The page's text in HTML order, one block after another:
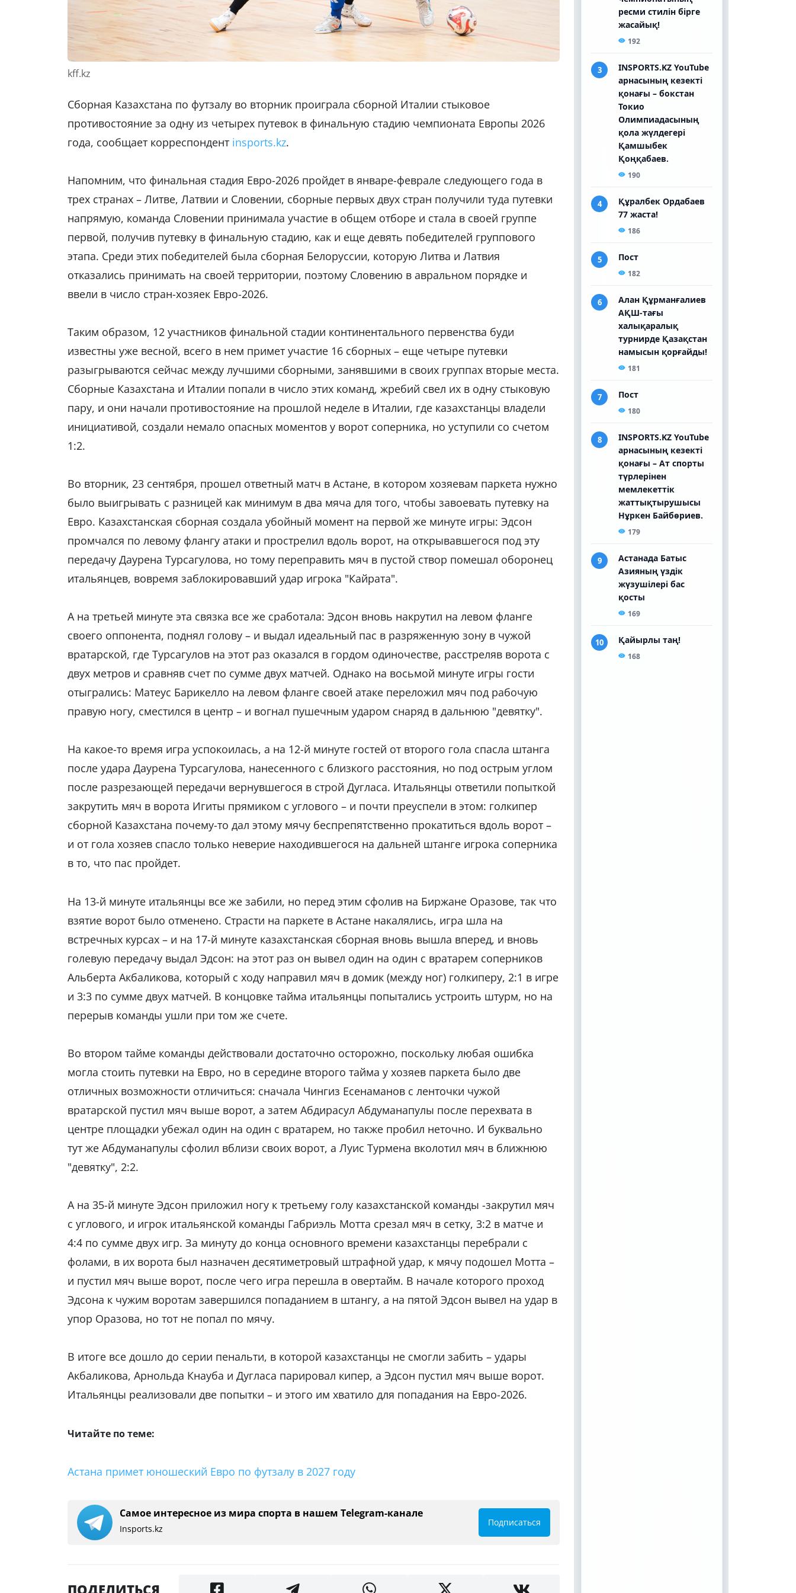
kff.kz
Сборная Казахстана по футзалу во вторник проиграла сборной Италии стыковое
противостояние за одну из четырех путевок в финальную стадию чемпионата Европы 2026
года, сообщает корреспондент insports.kz.
Напомним, что финальная стадия Евро-2026 пройдет в январе-феврале следующего года в
трех странах – Литве, Латвии и Словении, сборные первых двух стран получили туда путевки
напрямую, команда Словении принимала участие в общем отборе и стала в своей группе
первой, получив путевку в финальную стадию, как и еще девять победителей группового
этапа. Среди этих победителей была сборная Белоруссии, которую Литва и Латвия
отказались принимать на своей территории, поэтому Словению в авральном порядке и
ввели в число стран-хозяек Евро-2026.
Таким образом, 12 участников финальной стадии континентального первенства буди
известны уже весной, всего в нем примет участие 16 сборных – еще четыре путевки
разыгрываются сейчас между лучшими сборными, занявшими в своих группах вторые места.
Сборные Казахстана и Италии попали в число этих команд, жребий свел их в одну стыковую
пару, и они начали противостояние на прошлой неделе в Италии, где казахстанцы владели
инициативой, создали немало опасных моментов у ворот соперника, но уступили со счетом
1:2.
Во вторник, 23 сентября, прошел ответный матч в Астане, в котором хозяевам паркета нужно
было выигрывать с разницей как минимум в два мяча для того, чтобы завоевать путевку на
Евро. Казахстанская сборная создала убойный момент на первой же минуте игры: Эдсон
промчался по левому флангу атаки и прострелил вдоль ворот, на открывавшегося под эту
передачу Даурена Турсагулова, но тому переправить мяч в пустой створ помешал оборонец
итальянцев, вовремя заблокировавший удар игрока "Кайрата".
А на третьей минуте эта связка все же сработала: Эдсон вновь накрутил на левом фланге
своего оппонента, поднял голову – и выдал идеальный пас в разряженную зону в чужой
вратарской, где Турсагулов на этот раз оказался в гордом одиночестве, расстреляв ворота с
двух метров и сравняв счет по сумме двух матчей. Однако на восьмой минуте игры гости
отыгрались: Матеус Барикелло на левом фланге своей атаке переложил мяч под рабочую
правую ногу, сместился в центр – и вогнал пушечным ударом снаряд в дальнюю "девятку".
На какое-то время игра успокоилась, а на 12-й минуте гостей от второго гола спасла штанга
после удара Даурена Турсагулова, нанесенного с близкого расстояния, но под острым углом
после разрезающей передачи вернувшегося в строй Дугласа. Итальянцы ответили попыткой
закрутить мяч в ворота Игиты прямиком с углового – и почти преуспели в этом: голкипер
сборной Казахстана почему-то дал этому мячу беспрепятственно прокатиться вдоль ворот –
и от гола хозяев спасло только неверие находившегося на дальней штанге игрока соперника
в то, что пас пройдет.
На 13-й минуте итальянцы все же забили, но перед этим сфолив на Биржане Оразове, так что
взятие ворот было отменено. Страсти на паркете в Астане накалялись, игра шла на
встречных курсах – и на 17-й минуте казахстанская сборная вновь вышла вперед, и вновь
голевую передачу выдал Эдсон: на этот раз он вывел один на один с вратарем соперников
Альберта Акбаликова, который с ходу направил мяч в домик (между ног) голкиперу, 2:1 в игре
и 3:3 по сумме двух матчей. В концовке тайма итальянцы попытались устроить штурм, но на
перерыв команды ушли при том же счете.
Во втором тайме команды действовали достаточно осторожно, поскольку любая ошибка
могла стоить путевки на Евро, но в середине второго тайма у хозяев паркета было две
отличных возможности отличиться: сначала Чингиз Есенаманов с ленточки чужой
вратарской пустил мяч выше ворот, а затем Абдирасул Абдуманапулы после перехвата в
центре площадки убежал один на один с вратарем, но также пробил неточно. И буквально
тут же Абдуманапулы сфолил вблизи своих ворот, а Луис Турмена вколотил мяч в ближнюю
"девятку", 2:2.
А на 35-й минуте Эдсон приложил ногу к третьему голу казахстанской команды -закрутил мяч
с углового, и игрок итальянской команды Габриэль Мотта срезал мяч в сетку, 3:2 в матче и
4:4 по сумме двух игр. За минуту до конца основного времени казахстанцы перебрали с
фолами, в их ворота был назначен десятиметровый штрафной удар, к мячу подошел Мотта –
и пустил мяч выше ворот, после чего игра перешла в овертайм. В начале которого проход
Эдсона к чужим воротам завершился попаданием в штангу, а на пятой Эдсон вывел на удар в
упор Оразова, но тот не попал по мячу.
В итоге все дошло до серии пенальти, в которой казахстанцы не смогли забить – удары
Акбаликова, Арнольда Кнауба и Дугласа парировал кипер, а Эдсон пустил мяч выше ворот.
Итальянцы реализовали две попытки – и этого им хватило для попадания на Евро-2026.
Читайте по теме:
Астана примет юношеский Евро по футзалу в 2027 году
Самое интересное из мира спорта в нашем Telegram-канале
Insports.kz
Подписаться
ПОДЕЛИТЬСЯ